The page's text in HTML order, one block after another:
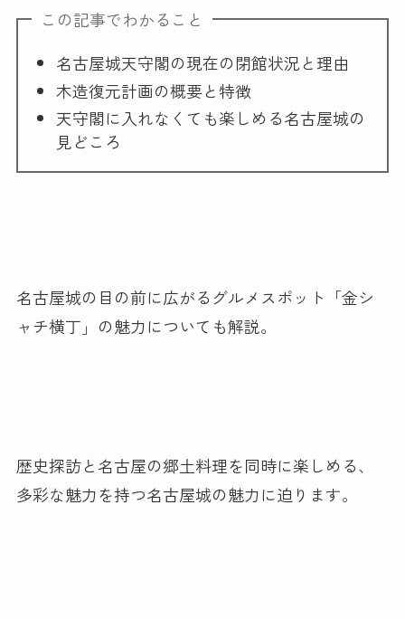
この記事でわかること
名古屋城天守閣の現在の閉館状況と理由
木造復元計画の概要と特徴
天守閣に入れなくても楽しめる名古屋城の
見どころ
名古屋城の目の前に広がるグルメスポット「金シ
ャチ横丁」の魅力についても解説。
歴史探訪と名古屋の郷土料理を同時に楽しめる、
多彩な魅力を持つ名古屋城の魅力に迫ります。